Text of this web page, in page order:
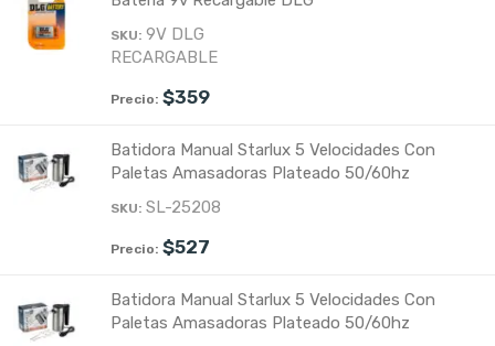
9V DLG
RECARGABLE
$359
Batidora Manual Starlux 5 Velocidades Con
Paletas Amasadoras Plateado 50/60hz
SL-25208
$527
Batidora Manual Starlux 5 Velocidades Con
Paletas Amasadoras Plateado 50/60hz